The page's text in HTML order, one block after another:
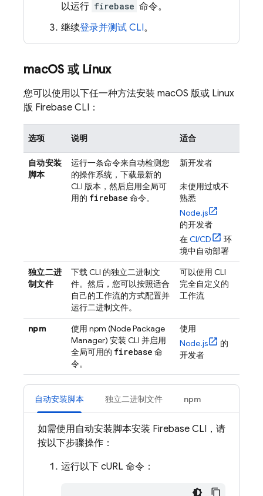
以运行 firebase 命令。
继续登录并测试 CLI。
macOS 或 Linux
您可以使用以下任一种方法安装 macOS 版或 Linux
版 Firebase CLI：
选项 说明 适合
自动安装
脚本
运行一条命令来自动检测您
的操作系统，下载最新的
CLI 版本，然后启用全局可
用的 firebase 命令。
新开发者
未使用过或不
熟悉
Node.js
的开发者
在CI/CD
环
境中自动部署
独立二进
制文件
下载 CLI 的独立二进制文
件。然后，您可以按照适合
自己的工作流的方式配置并
运行二进制文件。
可以使用 CLI
完全自定义的
工作流
npm
使用 npm (Node Package
Manager) 安装 CLI 并启用
全局可用的 firebase 命
令。
使用
Node.js
的
开发者
自动安装脚本 独立二进制文件 npm
如需使用自动安装脚本安装 Firebase CLI，请
按以下步骤操作：
运行以下 cURL 命令：